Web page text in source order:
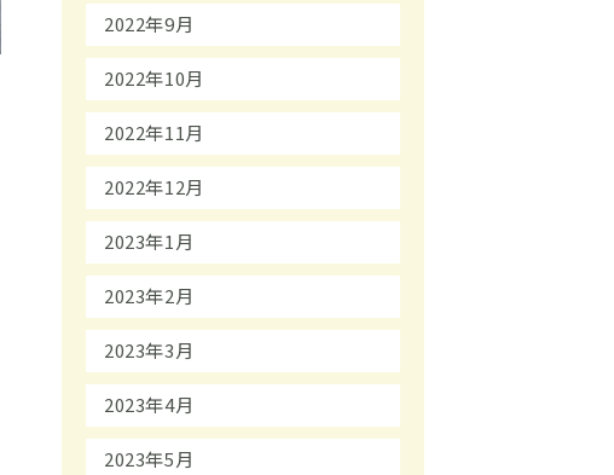
2022年9月
2022年10月
2022年11月
2022年12月
2023年1月
2023年2月
2023年3月
2023年4月
2023年5月